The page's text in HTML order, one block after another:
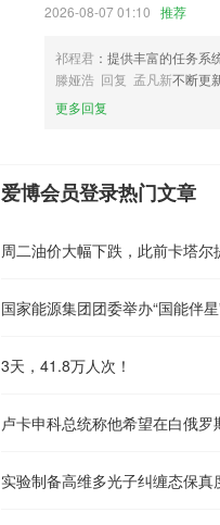
2026-08-07 01:10 推荐
祁程君 ：提供丰富的任务系
滕娅浩 回复 孟凡新不断更
更多回复
爱博会员登录热门文章
周二油价大幅下跌，此前卡塔
3天，41.8万人次！
卢卡申科总统称他希望在白俄
实验制备高维多光子纠缠态保真